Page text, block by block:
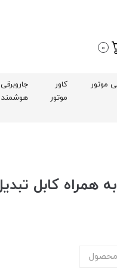
0
موتور
کاور
موتور
جاروبرقی
هوشمند